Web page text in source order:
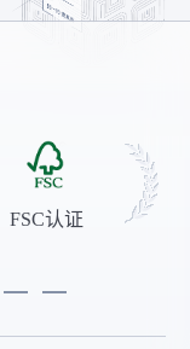
FSC认证